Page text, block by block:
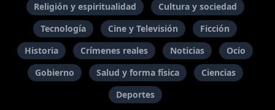
Religión y espiritualidad
Cultura y sociedad
Tecnología
Cine y Televisión
Ficción
Historia
Crímenes reales Noticias
Ocio
Gobierno
Salud y forma física
Ciencias
Deportes